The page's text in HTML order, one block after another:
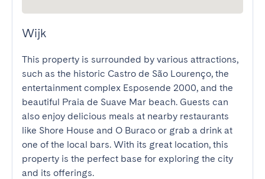
Wijk
This property is surrounded by various attractions,
such as the historic Castro de São Lourenço, the
entertainment complex Esposende 2000, and the
beautiful Praia de Suave Mar beach. Guests can
also enjoy delicious meals at nearby restaurants
like Shore House and O Buraco or grab a drink at
one of the local bars. With its great location, this
property is the perfect base for exploring the city
and its offerings.